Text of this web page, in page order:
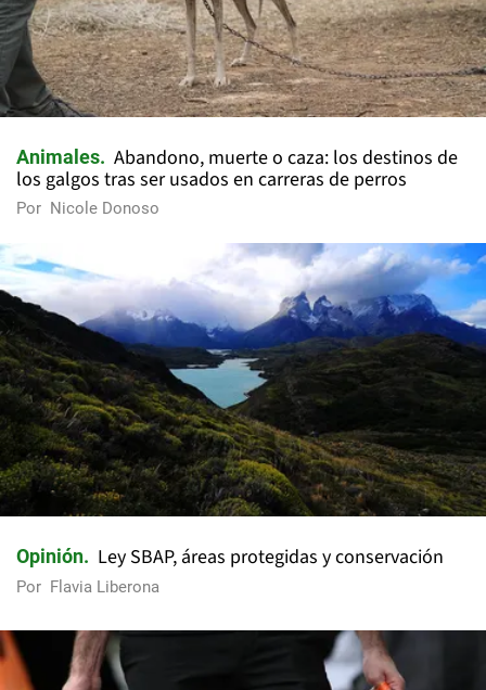
Animales
Abandono, muerte o caza: los destinos de
los galgos tras ser usados en carreras de perros
Por Nicole Donoso
Opinión Ley SBAP, áreas protegidas y conservación
Por Flavia Liberona